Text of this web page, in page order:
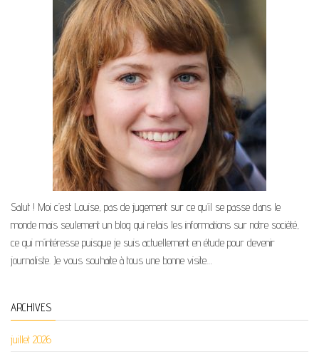
Salut ! Moi c’est Louise, pas de jugement sur ce qu’il se passe dans le
monde mais seulement un blog qui relais les informations sur notre société,
ce qui m’intéresse puisque je suis actuellement en étude pour devenir
journaliste. Je vous souhaite à tous une bonne visite…
ARCHIVES
juillet 2026